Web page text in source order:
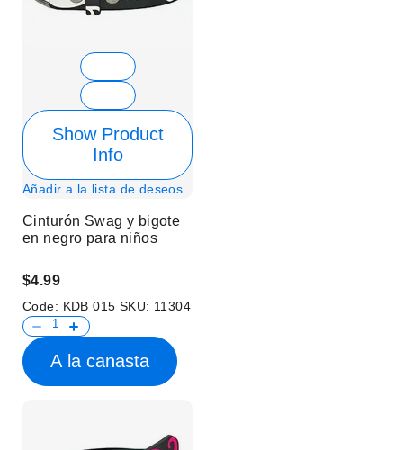
Show Product
Info
Añadir a la lista de deseos
Cinturón Swag y bigote
en negro para niños
$4.99
Code: KDB 015 SKU: 11304
A la canasta